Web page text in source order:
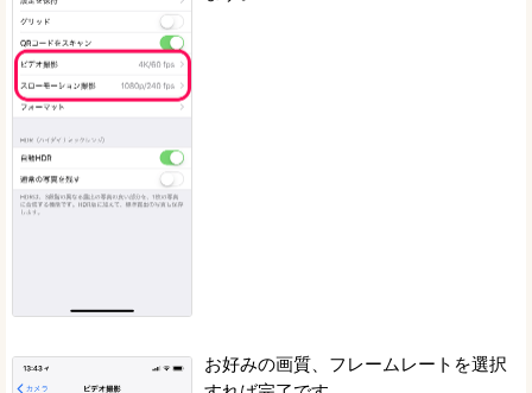
お好みの画質、フレームレートを選択